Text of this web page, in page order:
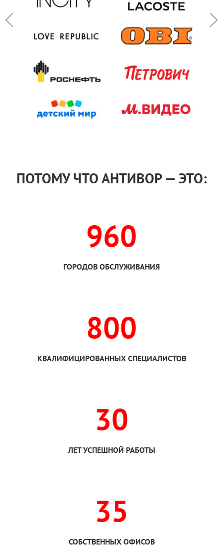
ПОТОМУ ЧТО АНТИВОР — ЭТО:
960
ГОРОДОВ ОБСЛУЖИВАНИЯ
800
КВАЛИФИЦИРОВАННЫХ СПЕЦИАЛИСТОВ
30
ЛЕТ УСПЕШНОЙ РАБОТЫ
35
СОБСТВЕННЫХ ОФИСОВ